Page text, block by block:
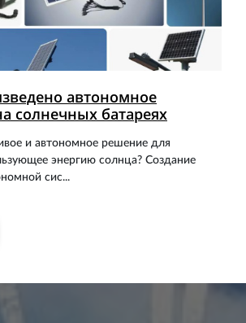
автономное
солнечных батареях
и автономное решение для
энергию солнца? Создание
сис...